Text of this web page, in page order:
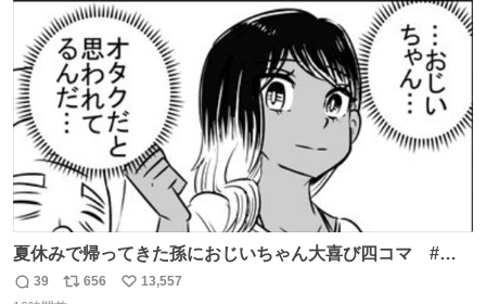
ト
数
数
夏休みで帰ってきた孫におじいちゃん大喜び四コマ #四
コマ漫画 #Web漫画 #漫画が読めるハッシュタグ
返
39
リ
656
い
13,557